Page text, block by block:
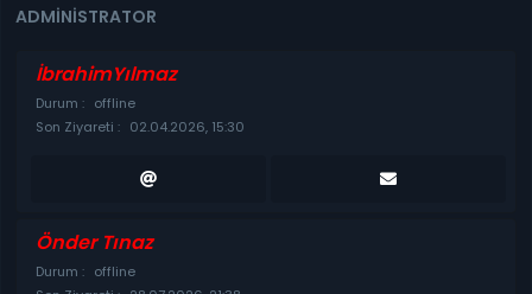
ADMINISTRATOR
İbrahimYılmaz
Durum : offline
Son Ziyareti : 02.04.2026, 15:30
Önder Tınaz
Durum : offline